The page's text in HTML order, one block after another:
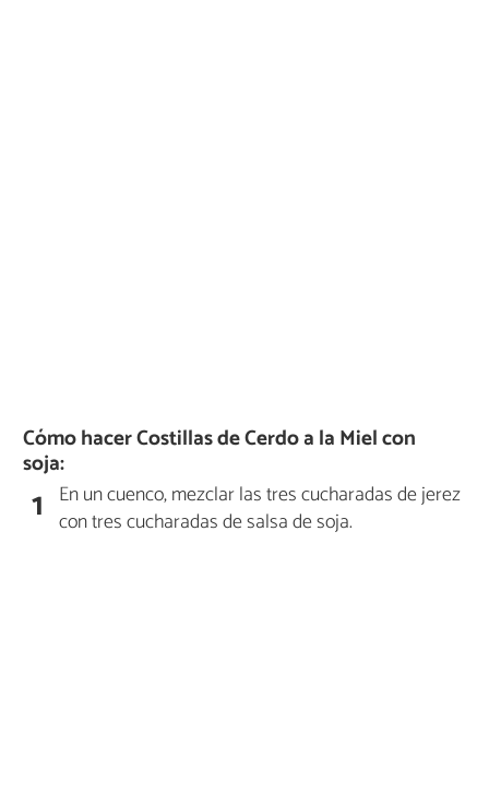
Cómo hacer Costillas de Cerdo a la Miel con
soja:
1 En un cuenco, mezclar las tres cucharadas de jerez
con tres cucharadas de salsa de soja.